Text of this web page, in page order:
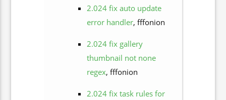
2.024 fix auto update
error handler, fffonion
2.024 fix gallery
thumbnail not none
regex, fffonion
2.024 fix task rules for